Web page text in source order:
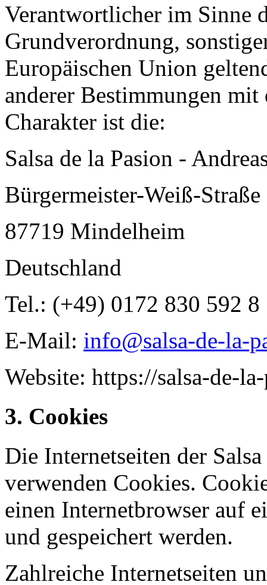
Verantwortlicher im Sinne
Grundverordnung,
Europäischen Union
anderer Bestimmungen
Charakter ist die:
Salsa de la Pasion -
Bürgermeister-Weiß-Straße
87719 Mindelheim
Deutschland
Tel.: (+49) 0172 830 592 8
E-Mail: info@salsa-de-la-
Website: https://salsa-de-
3. Cookies
Die Internetseiten der
verwenden Cookies.
einen Internetbrowser auf
und gespeichert werden.
Zahlreiche Internetseiten